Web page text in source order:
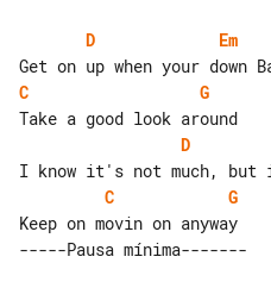
D
Em
C
G
D
C
G